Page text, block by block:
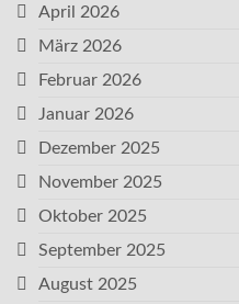
April 2026
März 2026
Februar 2026
Januar 2026
Dezember 2025
November 2025
Oktober 2025
September 2025
August 2025